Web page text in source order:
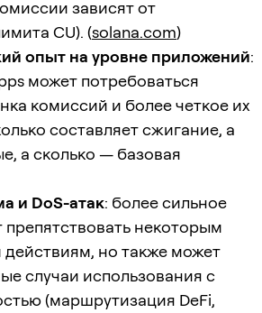
зависят от
CU). (solana.com)
опыт на уровне приложений:
может потребоваться
комиссий и более четкое их
составляет сжигание, а
а сколько — базовая
и DoS-атак: более сильное
некоторым
но также может
случаи использования с
(маршрутизация DeFi,